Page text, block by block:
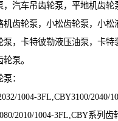
，汽车吊齿轮泵，平地机齿轮
机齿轮泵，小松齿轮泵，小松
泵，卡特彼勒液压油泵，卡特
泵。
：
1004-3FL,CBY3100/2040/
2010/1004-3FL,CBY系列齿